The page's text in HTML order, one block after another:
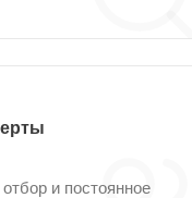
и постоянное